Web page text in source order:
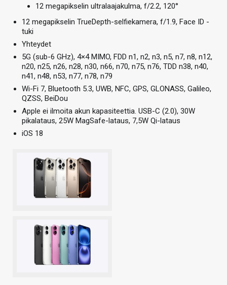
12 megapikselin ultralaajakulma, f/2.2, 120°
12 megapikselin TrueDepth-selfiekamera, f/1.9, Face ID -
tuki
Yhteydet
5G (sub-6 GHz), 4×4 MIMO, FDD n1, n2, n3, n5, n7, n8, n12,
n20, n25, n26, n28, n30, n66, n70, n75, n76, TDD n38, n40,
n41, n48, n53, n77, n78, n79
Wi-Fi 7, Bluetooth 5.3, UWB, NFC, GPS, GLONASS, Galileo,
QZSS, BeiDou
Apple ei ilmoita akun kapasiteettia. USB-C (2.0), 30W
pikalataus, 25W MagSafe-lataus, 7,5W Qi-lataus
iOS 18